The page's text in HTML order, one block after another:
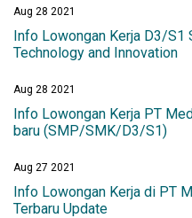
Aug 28 2021
Info Lowongan Kerja D3/S1
Technology and Innovation
Aug 28 2021
Info Lowongan Kerja PT
baru (SMP/SMK/D3/S1)
Aug 27 2021
Info Lowongan Kerja di PT
Terbaru Update